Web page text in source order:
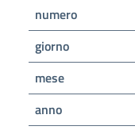
numero
giorno
mese
anno